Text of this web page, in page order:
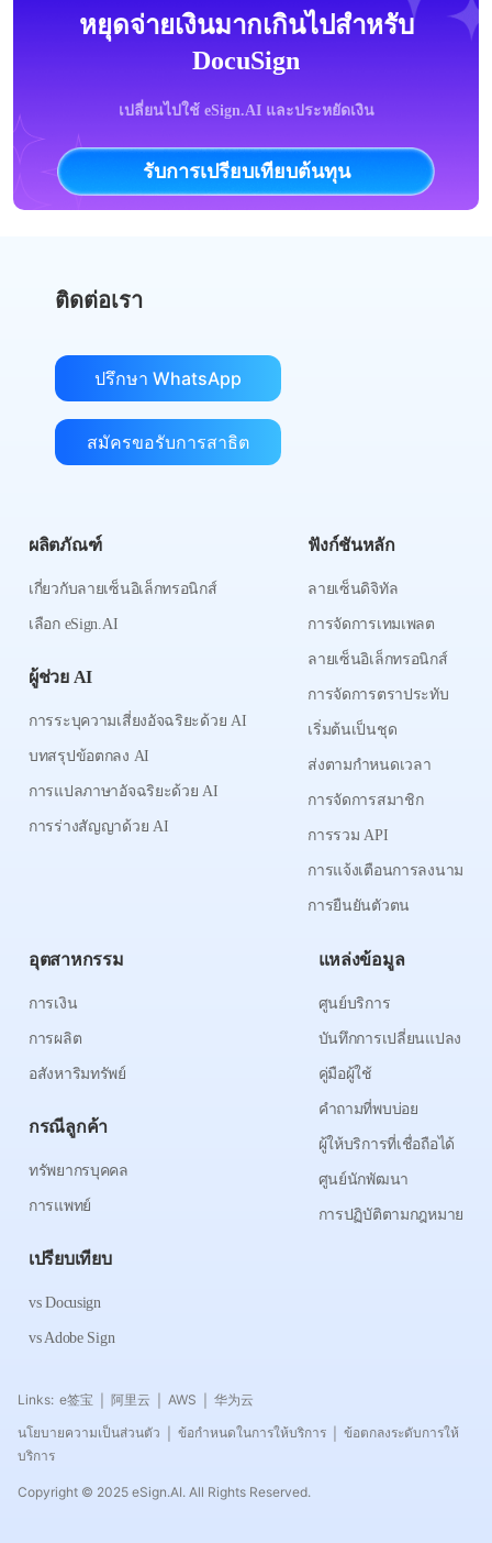
หยุดจ่ายเงินมากเกินไปสำหรับ
DocuSign
เปลี่ยนไปใช้ eSign.AI และประหยัดเงิน
รับการเปรียบเทียบต้นทุน
ติดต่อเรา
ปรึกษา WhatsApp
สมัครขอรับการสาธิต
ผลิตภัณฑ์
เกี่ยวกับลายเซ็นอิเล็กทรอนิกส์
เลือก eSign.AI
ผู้ช่วย AI
การระบุความเสี่ยงอัจฉริยะด้วย AI
บทสรุปข้อตกลง AI
การแปลภาษาอัจฉริยะด้วย AI
การร่างสัญญาด้วย AI
ฟังก์ชันหลัก
ลายเซ็นดิจิทัล
การจัดการเทมเพลต
ลายเซ็นอิเล็กทรอนิกส์
การจัดการตราประทับ
เริ่มต้นเป็นชุด
ส่งตามกำหนดเวลา
การจัดการสมาชิก
การรวม API
การแจ้งเตือนการลงนาม
การยืนยันตัวตน
อุตสาหกรรม
การเงิน
การผลิต
อสังหาริมทรัพย์
กรณีลูกค้า
ทรัพยากรบุคคล
การแพทย์
เปรียบเทียบ
vs Docusign
vs Adobe Sign
แหล่งข้อมูล
ศูนย์บริการ
บันทึกการเปลี่ยนแปลง
คู่มือผู้ใช้
คำถามที่พบบ่อย
ผู้ให้บริการที่เชื่อถือได้
ศูนย์นักพัฒนา
การปฏิบัติตามกฎหมาย
Links: e签宝 阿里云 AWS
华为云
นโยบายความเป็นส่วนตัว
ข้อกำหนดในการให้บริการ
ข้อตกลงระดับการให้
บริการ
Copyright © 2025 eSign.AI. All Rights Reserved.